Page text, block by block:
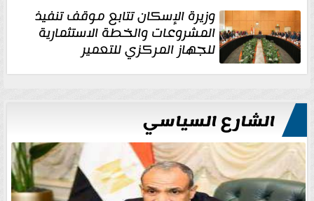
وزيرة الإسكان تتابع موقف تنفيذ
المشروعات والخطة الاستثمارية
للجهاز المركزي للتعمير
الشارع السياسي